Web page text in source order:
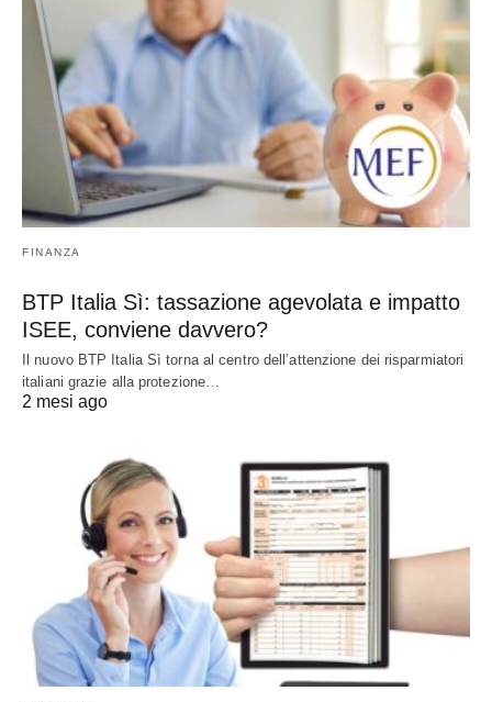
FINANZA
BTP Italia Sì: tassazione agevolata e impatto
ISEE, conviene davvero?
Il nuovo BTP Italia Sì torna al centro dell’attenzione dei risparmiatori
italiani grazie alla protezione…
2 mesi ago